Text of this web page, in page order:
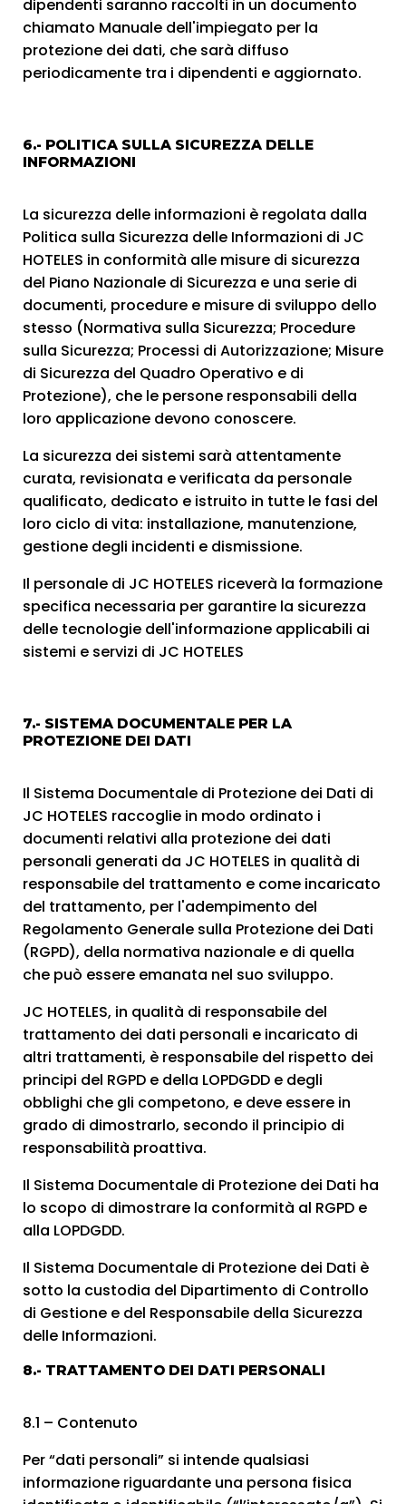
dipendenti saranno raccolti in un documento
chiamato Manuale dell'impiegato per la
protezione dei dati, che sarà diffuso
periodicamente tra i dipendenti e aggiornato.
6.- POLITICA SULLA SICUREZZA DELLE
INFORMAZIONI
La sicurezza delle informazioni è regolata dalla
Politica sulla Sicurezza delle Informazioni di JC
HOTELES in conformità alle misure di sicurezza
del Piano Nazionale di Sicurezza e una serie di
documenti, procedure e misure di sviluppo dello
stesso (Normativa sulla Sicurezza; Procedure
sulla Sicurezza; Processi di Autorizzazione; Misure
di Sicurezza del Quadro Operativo e di
Protezione), che le persone responsabili della
loro applicazione devono conoscere.
La sicurezza dei sistemi sarà attentamente
curata, revisionata e verificata da personale
qualificato, dedicato e istruito in tutte le fasi del
loro ciclo di vita: installazione, manutenzione,
gestione degli incidenti e dismissione.
Il personale di JC HOTELES riceverà la formazione
specifica necessaria per garantire la sicurezza
delle tecnologie dell'informazione applicabili ai
sistemi e servizi di JC HOTELES
7.- SISTEMA DOCUMENTALE PER LA
PROTEZIONE DEI DATI
Il Sistema Documentale di Protezione dei Dati di
JC HOTELES raccoglie in modo ordinato i
documenti relativi alla protezione dei dati
personali generati da JC HOTELES in qualità di
responsabile del trattamento e come incaricato
del trattamento, per l'adempimento del
Regolamento Generale sulla Protezione dei Dati
(RGPD), della normativa nazionale e di quella
che può essere emanata nel suo sviluppo.
JC HOTELES, in qualità di responsabile del
trattamento dei dati personali e incaricato di
altri trattamenti, è responsabile del rispetto dei
principi del RGPD e della LOPDGDD e degli
obblighi che gli competono, e deve essere in
grado di dimostrarlo, secondo il principio di
responsabilità proattiva.
Il Sistema Documentale di Protezione dei Dati ha
lo scopo di dimostrare la conformità al RGPD e
alla LOPDGDD.
Il Sistema Documentale di Protezione dei Dati è
sotto la custodia del Dipartimento di Controllo
di Gestione e del Responsabile della Sicurezza
delle Informazioni.
8.- TRATTAMENTO DEI DATI PERSONALI
8.1 – Contenuto
Per “dati personali” si intende qualsiasi
informazione riguardante una persona fisica